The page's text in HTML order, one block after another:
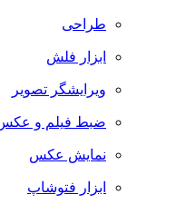
طراحی
ابزار فلش
ویرایشگر تصویر
ضبط فيلم و عكس
نمایش عکس
ابزار فتوشاپ